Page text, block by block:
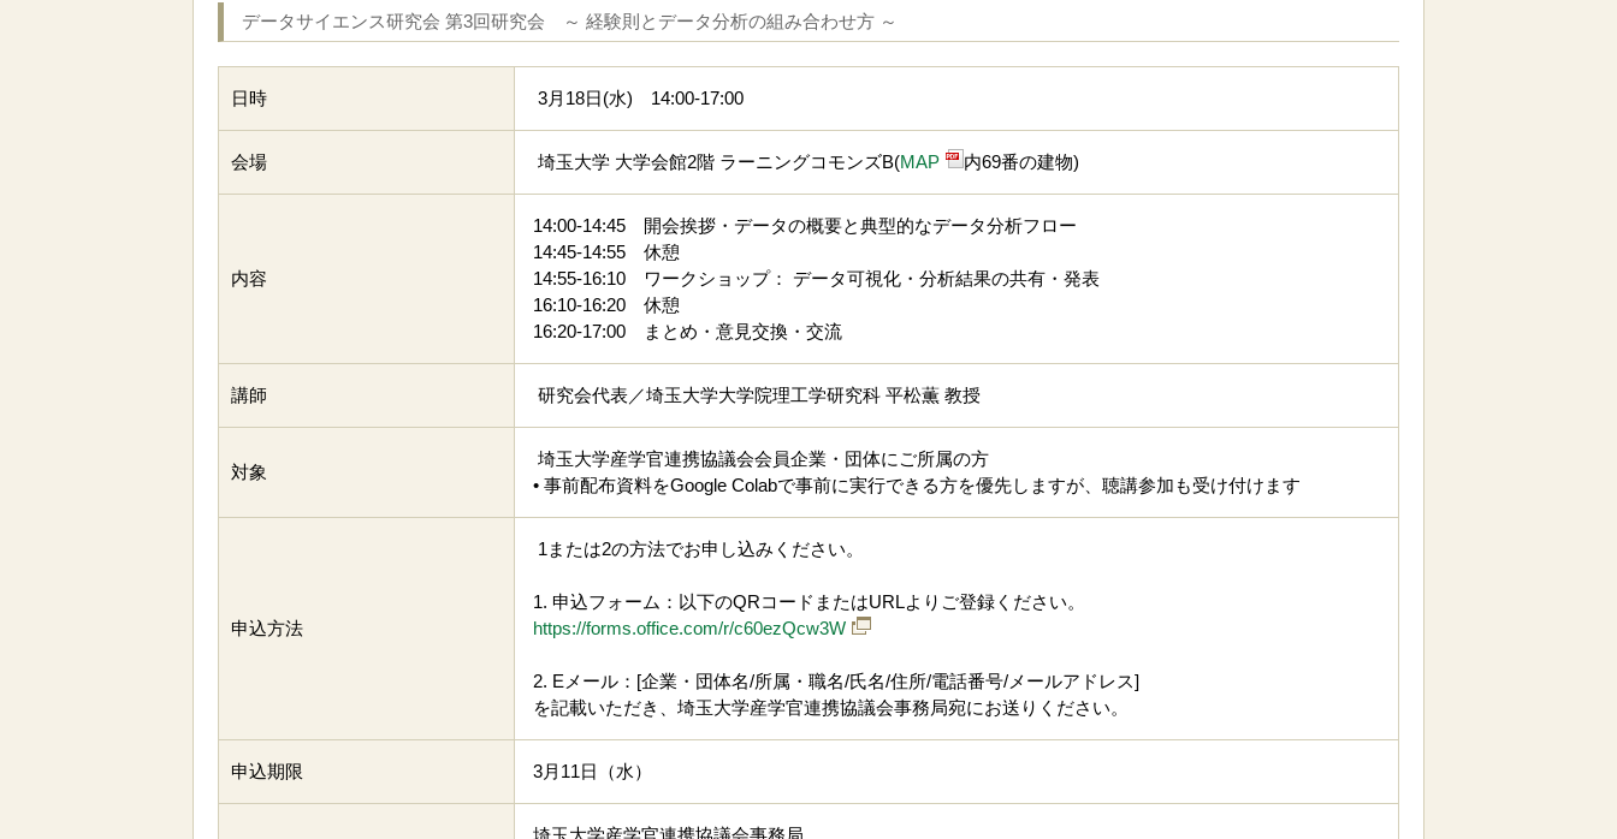
データサイエンス研究会 第3回研究会 ～ 経験則とデータ分析の組み合わせ方 ～
日時 3月18日(水) 14:00-17:00
会場 埼玉大学 大学会館2階 ラーニングコモンズB(MAP 内69番の建物)
内容
14:00-14:45 開会挨拶・データの概要と典型的なデータ分析フロー
14:45-14:55 休憩
14:55-16:10 ワークショップ： データ可視化・分析結果の共有・発表
16:10-16:20 休憩
16:20-17:00 まとめ・意見交換・交流
講師 研究会代表／埼玉大学大学院理工学研究科 平松薫 教授
対象
埼玉大学産学官連携協議会会員企業・団体にご所属の方
• 事前配布資料をGoogle Colabで事前に実行できる方を優先しますが、聴講参加も受け付けます
申込方法
1または2の方法でお申し込みください。
1. 申込フォーム：以下のQRコードまたはURLよりご登録ください。
https://forms.office.com/r/c60ezQcw3W
2. Eメール：[企業・団体名/所属・職名/氏名/住所/電話番号/メールアドレス]
を記載いただき、埼玉大学産学官連携協議会事務局宛にお送りください。
申込期限 3月11日（水）
埼玉大学産学官連携協議会事務局